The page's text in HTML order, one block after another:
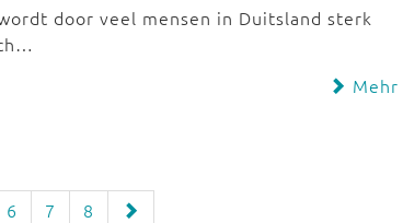
door veel mensen in Duitsland sterk
Mehr
6 7 8